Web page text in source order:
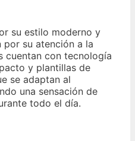
su estilo moderno y
su atención a la
cuentan con tecnología
y plantillas de
se adaptan al
una sensación de
todo el día.